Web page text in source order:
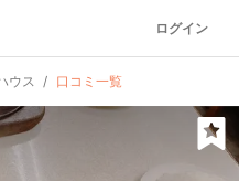
ログイン
ウス 口コミ一覧